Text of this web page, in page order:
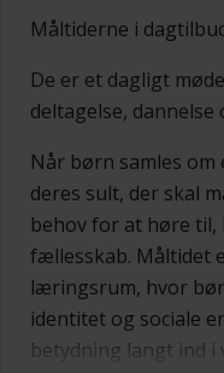
Måltiderne i
De er et dagligt
deltagelse, dannelse
Når børn samles
deres sult, der skal
behov for at høre til,
fællesskab. Måltidet
læringsrum, hvor
identitet og sociale
betydning langt ind i